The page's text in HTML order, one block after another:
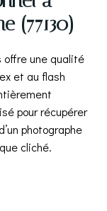
(77130)
offre une qualité
et au flash
pour récupérer
photographe
cliché.